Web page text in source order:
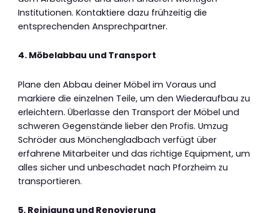
Institutionen. Kontaktiere dazu frühzeitig die
entsprechenden Ansprechpartner.
4. Möbelabbau und Transport
Plane den Abbau deiner Möbel im Voraus und
markiere die einzelnen Teile, um den Wiederaufbau zu
erleichtern. Überlasse den Transport der Möbel und
schweren Gegenstände lieber den Profis. Umzug
Schröder aus Mönchengladbach verfügt über
erfahrene Mitarbeiter und das richtige Equipment, um
alles sicher und unbeschadet nach Pforzheim zu
transportieren.
5. Reinigung und Renovierung